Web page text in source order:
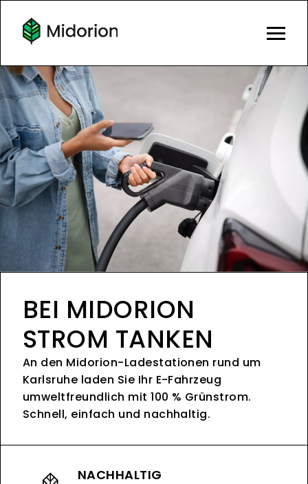
BEI MIDORION
STROM TANKEN
An den Midorion-Ladestationen rund um
Karlsruhe laden Sie Ihr E-Fahrzeug
umweltfreundlich mit 100 % Grünstrom.
Schnell, einfach und nachhaltig.
NACHHALTIG